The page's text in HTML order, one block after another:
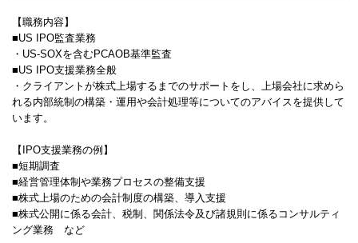
【職務内容】
■US IPO監査業務
・US-SOXを含むPCAOB基準監査
■US IPO支援業務全般
・クライアントが株式上場するまでのサポートをし、上場会社に求めら
れる内部統制の構築・運用や会計処理等についてのアバイスを提供して
います。
【IPO支援業務の例】
■短期調査
■経営管理体制や業務プロセスの整備支援
■株式上場のための会計制度の構築、導入支援
■株式公開に係る会計、税制、関係法令及び諸規則に係るコンサルティ
ング業務 など